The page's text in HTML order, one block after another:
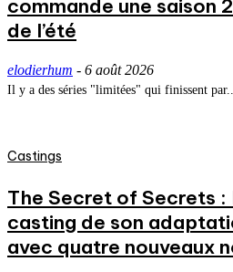
commande une saison
de l’été
elodierhum - 6 août 2026
Il y a des séries "limitées" qui finissent
Castings
The Secret of Secrets
casting de son
avec quatre nouveaux